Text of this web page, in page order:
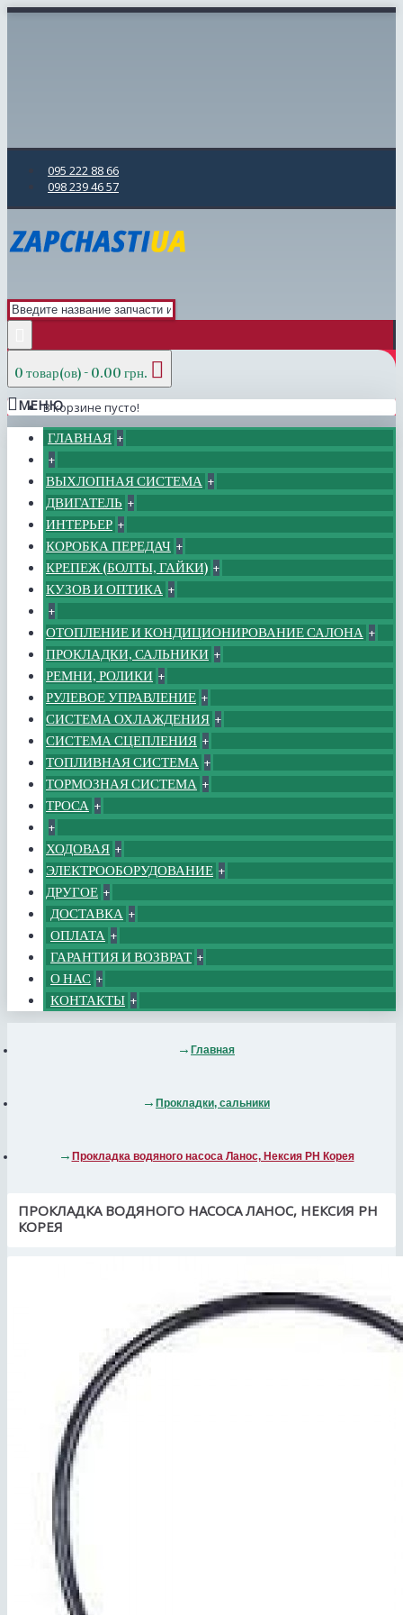
095 222 88 66
098 239 46 57
0 товар(ов) - 0.00 грн.
В корзине пусто!
МЕНЮ
ГЛАВНАЯ +
+
ВЫХЛОПНАЯ СИСТЕМА +
ДВИГАТЕЛЬ +
ИНТЕРЬЕР +
КОРОБКА ПЕРЕДАЧ +
КРЕПЕЖ (БОЛТЫ, ГАЙКИ) +
КУЗОВ И ОПТИКА +
+
ОТОПЛЕНИЕ И КОНДИЦИОНИРОВАНИЕ САЛОНА +
ПРОКЛАДКИ, САЛЬНИКИ +
РЕМНИ, РОЛИКИ +
РУЛЕВОЕ УПРАВЛЕНИЕ +
СИСТЕМА ОХЛАЖДЕНИЯ +
СИСТЕМА СЦЕПЛЕНИЯ +
ТОПЛИВНАЯ СИСТЕМА +
ТОРМОЗНАЯ СИСТЕМА +
ТРОСА +
+
ХОДОВАЯ +
ЭЛЕКТРООБОРУДОВАНИЕ +
ДРУГОЕ +
ДОСТАВКА +
ОПЛАТА +
ГАРАНТИЯ И ВОЗВРАТ +
О НАС +
КОНТАКТЫ +
Главная
Прокладки, сальники
Прокладка водяного насоса Ланос, Нексия РН Корея
ПРОКЛАДКА ВОДЯНОГО НАСОСА ЛАНОС, НЕКСИЯ РН
КОРЕЯ